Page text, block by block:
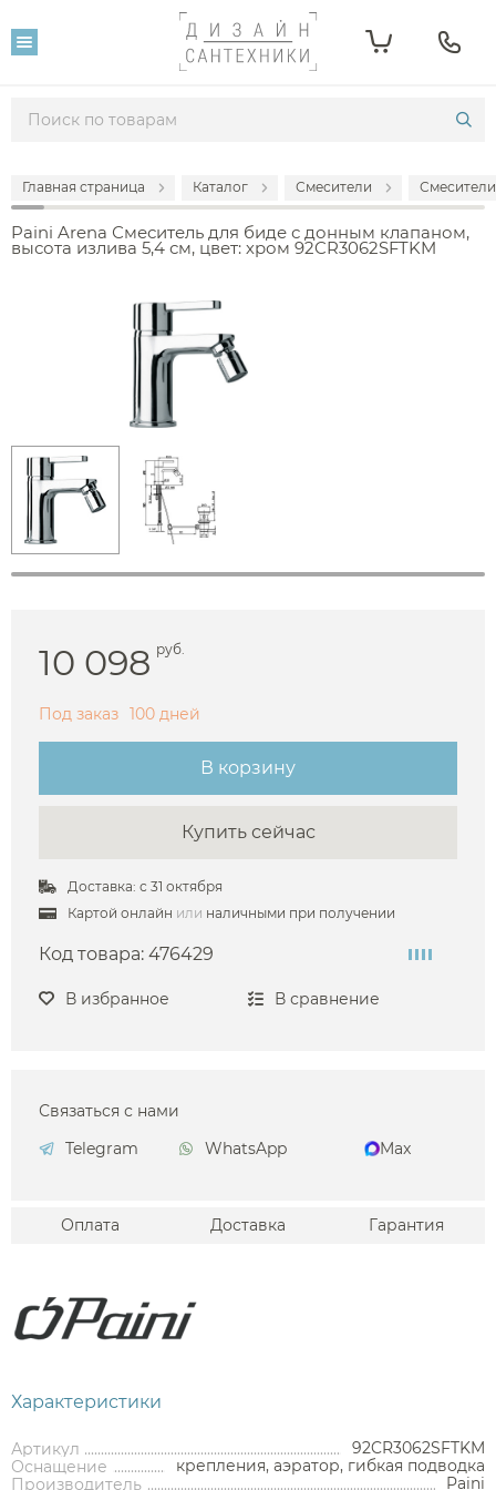
Каталог
Мыльницы
Стаканы
Главная страница Каталог Смесители
Paini Arena Смеситель для биде с донным клапаном,
высота излива 5,4 см, цвет: хром 92CR3062SFTKM
10 098 руб.
Под заказ 100 дней
В корзину
Купить сейчас
Доставка: с 31 октября
Картой онлайн или наличными при получении
Код товара: 476429
В избранное В сравнение
Связаться с нами
Telegram
WhatsApp Max
Оплата Доставка Гарантия
Характеристики
Артикул
92CR3062SFTKM
Оснащение
крепления, аэратор, гибкая подводка
Производитель
Paini